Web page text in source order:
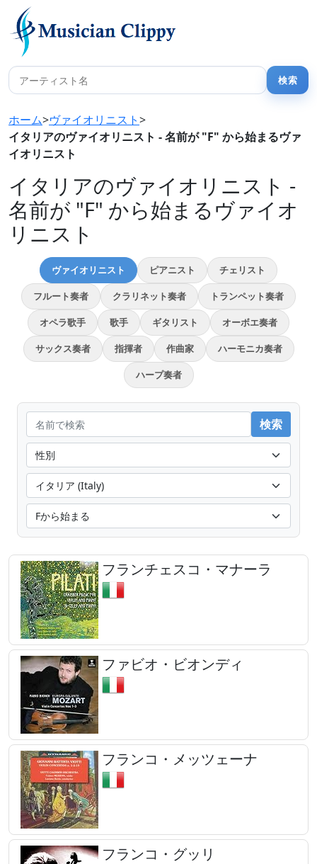
ホーム>ヴァイオリニスト>
イタリアのヴァイオリニスト - 名前が "F" から始まるヴァ
イオリニスト
イタリアのヴァイオリニスト -
名前が "F" から始まるヴァイオ
リニスト
ヴァイオリニスト ピアニスト チェリスト
フルート奏者 クラリネット奏者 トランペット奏者
オペラ歌手 歌手 ギタリスト オーボエ奏者
サックス奏者 指揮者 作曲家 ハーモニカ奏者
ハープ奏者
フランチェスコ・マナーラ
ファビオ・ビオンディ
フランコ・メッツェーナ
フランコ・グッリ